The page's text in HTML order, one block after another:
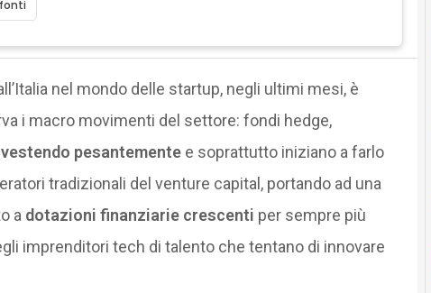
nel mondo delle startup, negli ultimi mesi, è
i macro movimenti del settore: fondi hedge,
pesantementee soprattutto iniziano a farlo
tradizionali del venture capital, portando ad una
a dotazioni finanziarie crescenti per sempre più
imprenditori tech di talento che tentano di innovare